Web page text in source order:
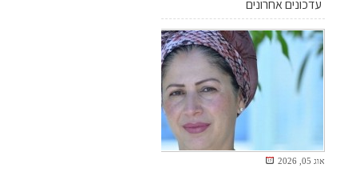
עדכונים אחרונים
אוג 05, 2026